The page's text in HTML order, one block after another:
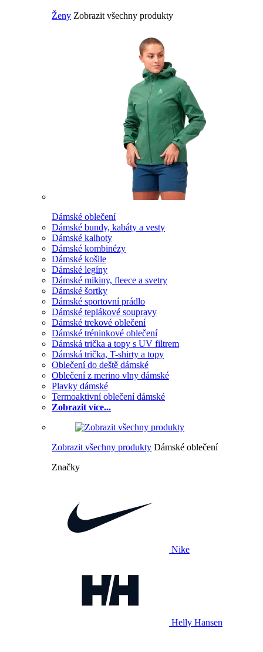
Ženy Zobrazit všechny produkty
Dámské oblečení
Dámské bundy, kabáty a vesty
Dámské kalhoty
Dámské kombinézy
Dámské košile
Dámské legíny
Dámské mikiny, fleece a svetry
Dámské šortky
Dámské sportovní prádlo
Dámské teplákové soupravy
Dámské trekové oblečení
Dámské tréninkové oblečení
Dámská trička a topy s UV filtrem
Dámská trička, T-shirty a topy
Oblečení do deště dámské
Oblečení z merino vlny dámské
Plavky dámské
Termoaktivní oblečení dámské
Zobrazit více...
Zobrazit všechny produkty Dámské oblečení
Značky
Nike
Helly Hansen